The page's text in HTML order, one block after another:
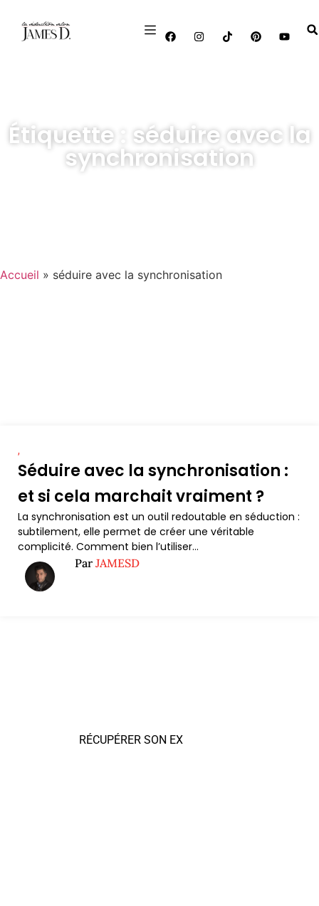
Étiquette : séduire avec la
synchronisation
Accueil » séduire avec la synchronisation
,
Séduire avec la synchronisation :
et si cela marchait vraiment ?
La synchronisation est un outil redoutable en séduction :
subtilement, elle permet de créer une véritable
complicité. Comment bien l’utiliser...
ParJAMESD
RÉCUPÉRER SON EX